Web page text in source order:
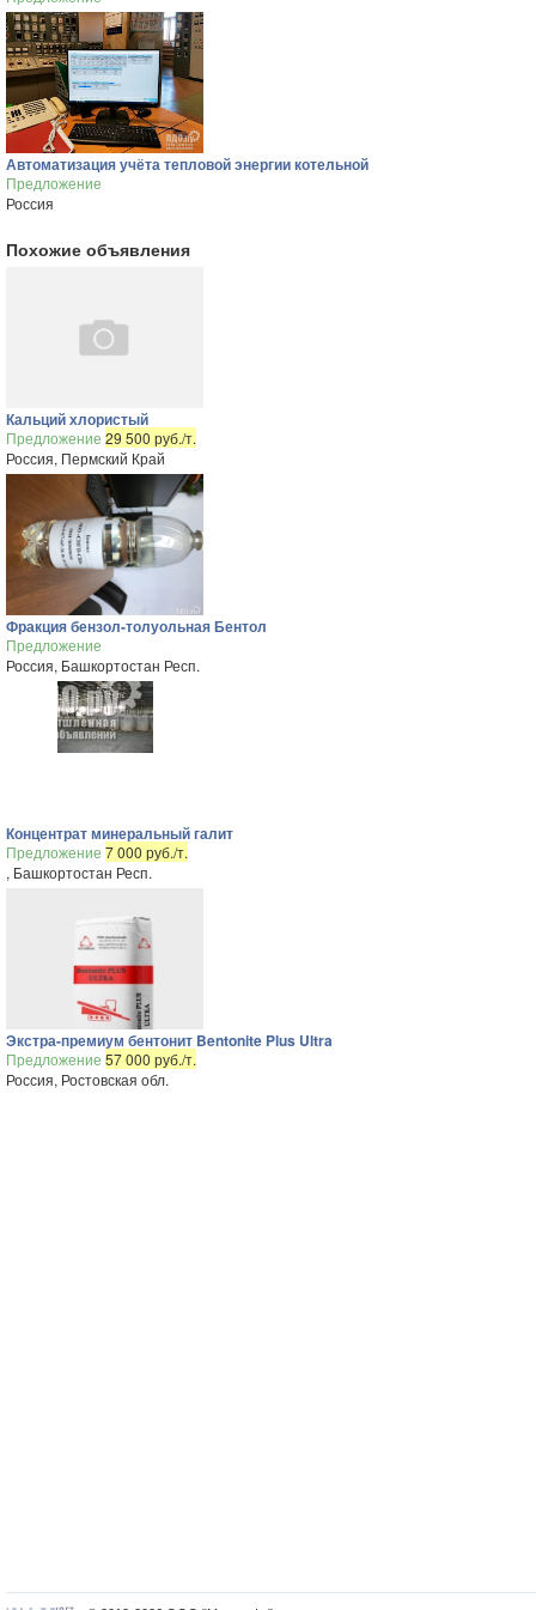
Автоматизация учёта тепловой энергии котельной
Предложение
Россия
Похожие объявления
Кальций хлористый
Предложение 29 500 руб./т.
Россия, Пермский Край
Фракция бензол-толуольная Бентол
Предложение
Россия, Башкортостан Респ.
Концентрат минеральный галит
Предложение 7 000 руб./т.
, Башкортостан Респ.
Экстра-премиум бентонит Bentonite Plus Ultra
Предложение 57 000 руб./т.
Россия, Ростовская обл.